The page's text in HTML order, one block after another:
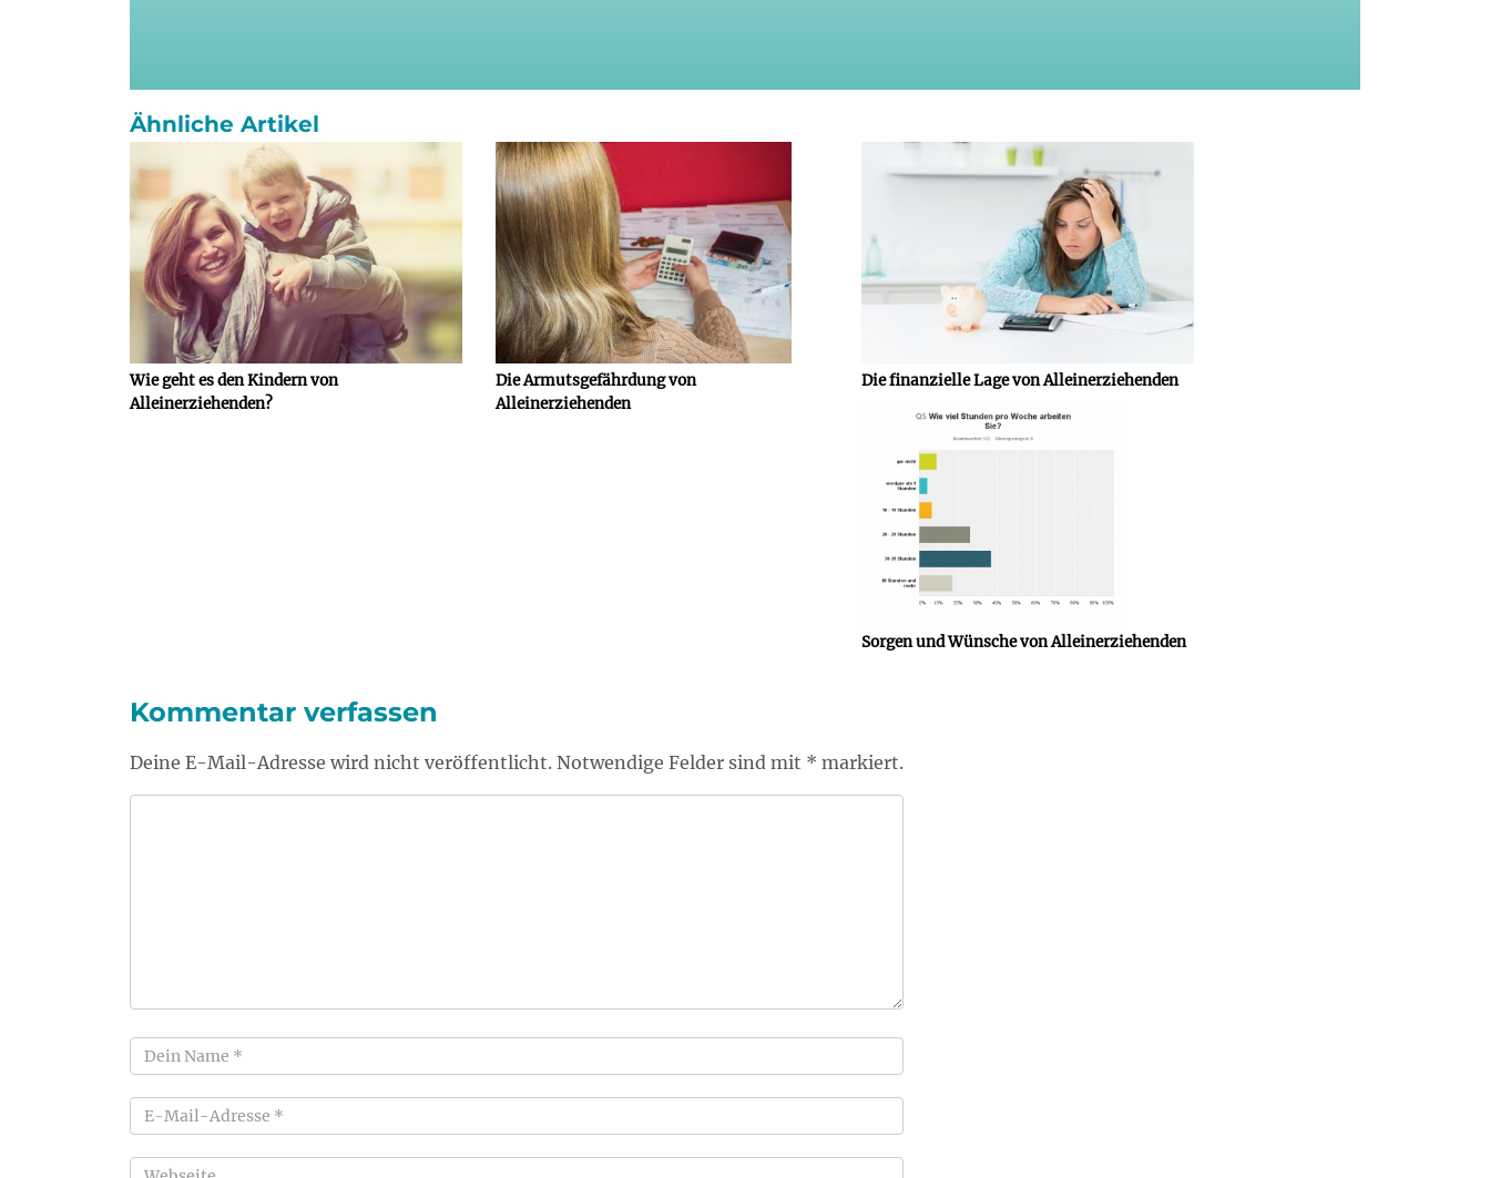
Ähnliche Artikel
Wie geht es den Kindern von
Alleinerziehenden?
Die Armutsgefährdung von
Alleinerziehenden
Die finanzielle Lage von Alleinerziehenden
Sorgen und Wünsche von Alleinerziehenden
Kommentar verfassen
Deine E-Mail-Adresse wird nicht veröffentlicht. Notwendige Felder sind mit * markiert.